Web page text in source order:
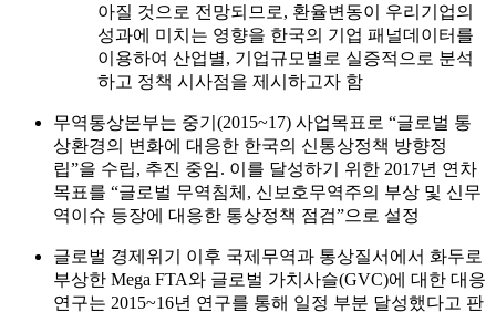
아질 것으로 전망되므로, 환율변동이 우리기업의
성과에 미치는 영향을 한국의 기업 패널데이터를
이용하여 산업별, 기업규모별로 실증적으로 분석
하고 정책 시사점을 제시하고자 함
무역통상본부는 중기(2015~17) 사업목표로 “글로벌 통
상환경의 변화에 대응한 한국의 신통상정책 방향정
립”을 수립, 추진 중임. 이를 달성하기 위한 2017년 연차
목표를 “글로벌 무역침체, 신보호무역주의 부상 및 신무
역이슈 등장에 대응한 통상정책 점검”으로 설정
글로벌 경제위기 이후 국제무역과 통상질서에서 화두로
부상한 Mega FTA와 글로벌 가치사슬(GVC)에 대한 대응
연구는 2015~16년 연구를 통해 일정 부분 달성했다고 판